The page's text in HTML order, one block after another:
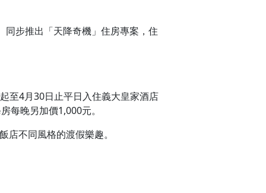
步推出「天降奇機」住房專案，住
至4月30日止平日入住義大皇家酒店
每晚另加價1,000元。
不同風格的渡假樂趣。